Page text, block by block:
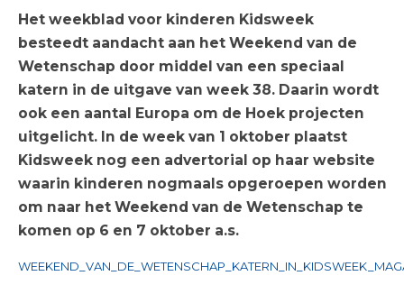
Het weekblad voor kinderen Kidsweek
besteedt aandacht aan het Weekend van de
Wetenschap door middel van een speciaal
katern in de uitgave van week 38. Daarin wordt
ook een aantal Europa om de Hoek projecten
uitgelicht. In de week van 1 oktober plaatst
Kidsweek nog een advertorial op haar website
waarin kinderen nogmaals opgeroepen worden
om naar het Weekend van de Wetenschap te
komen op 6 en 7 oktober a.s.